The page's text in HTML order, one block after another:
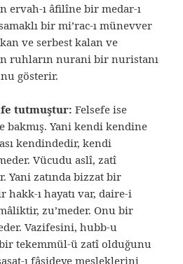
ervah-ı âfilîne bir medar-ı
bir mi’rac-ı münevver
ve serbest kalan ve
ruhların nurani bir nuristanı
gösterir.
tutmuştur: Felsefe ise
bakmış. Yani kendi kendine
kendindedir, kendi
Vücudu aslî, zatî
Yani zatında bizzat bir
hakk-ı hayatı var, daire-i
zu’meder. Onu bir
Vazifesini, hubb-u
bir tekemmül-ü zatî olduğunu
ı fâsideye mesleklerini